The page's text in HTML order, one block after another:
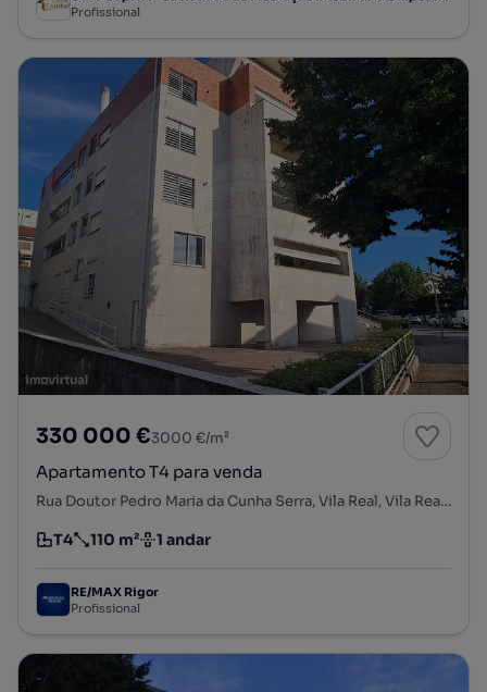
Profissional
330 000 €3000 €/m²
Apartamento T4 para venda
Rua Doutor Pedro Maria da Cunha Serra, Vila Real, Vila Real, Vila Real
Tipologia
T4
Preço por metro quadrado
110 m²
Andar 1 andar
RE/MAX Rigor
Profissional